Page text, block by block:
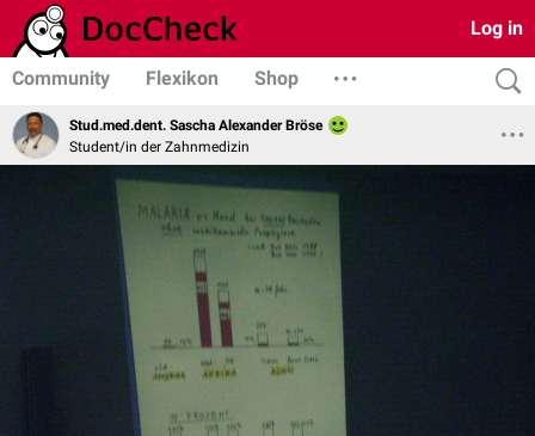
Log in
Community Flexikon Shop
Stud.med.dent. Sascha Alexander Bröse
Student/in der Zahnmedizin